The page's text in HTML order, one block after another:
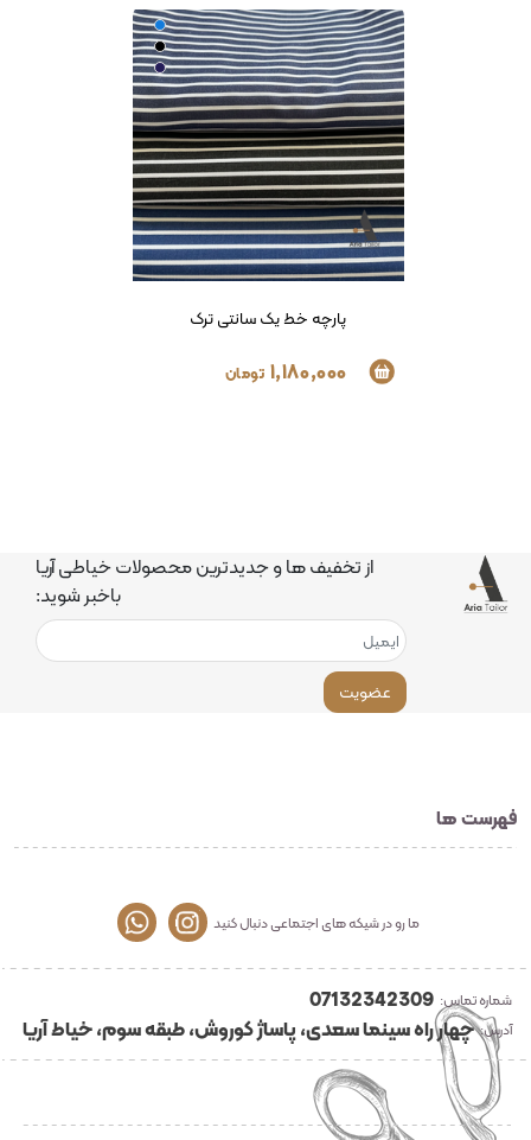
پارچه خط یک سانتی ترک
1,180,000 تومان
از تخفیف ها و جدیدترین محصولات خیاطی آریا
باخبر شوید:
عضویت
فهرست ها
ما رو در شیکه های اجتماعی دنبال کنید
شماره تماس: 07132342309
آدرس: چهار راه سینما سعدی، پاساژ کوروش، طبقه سوم، خیاط آریا